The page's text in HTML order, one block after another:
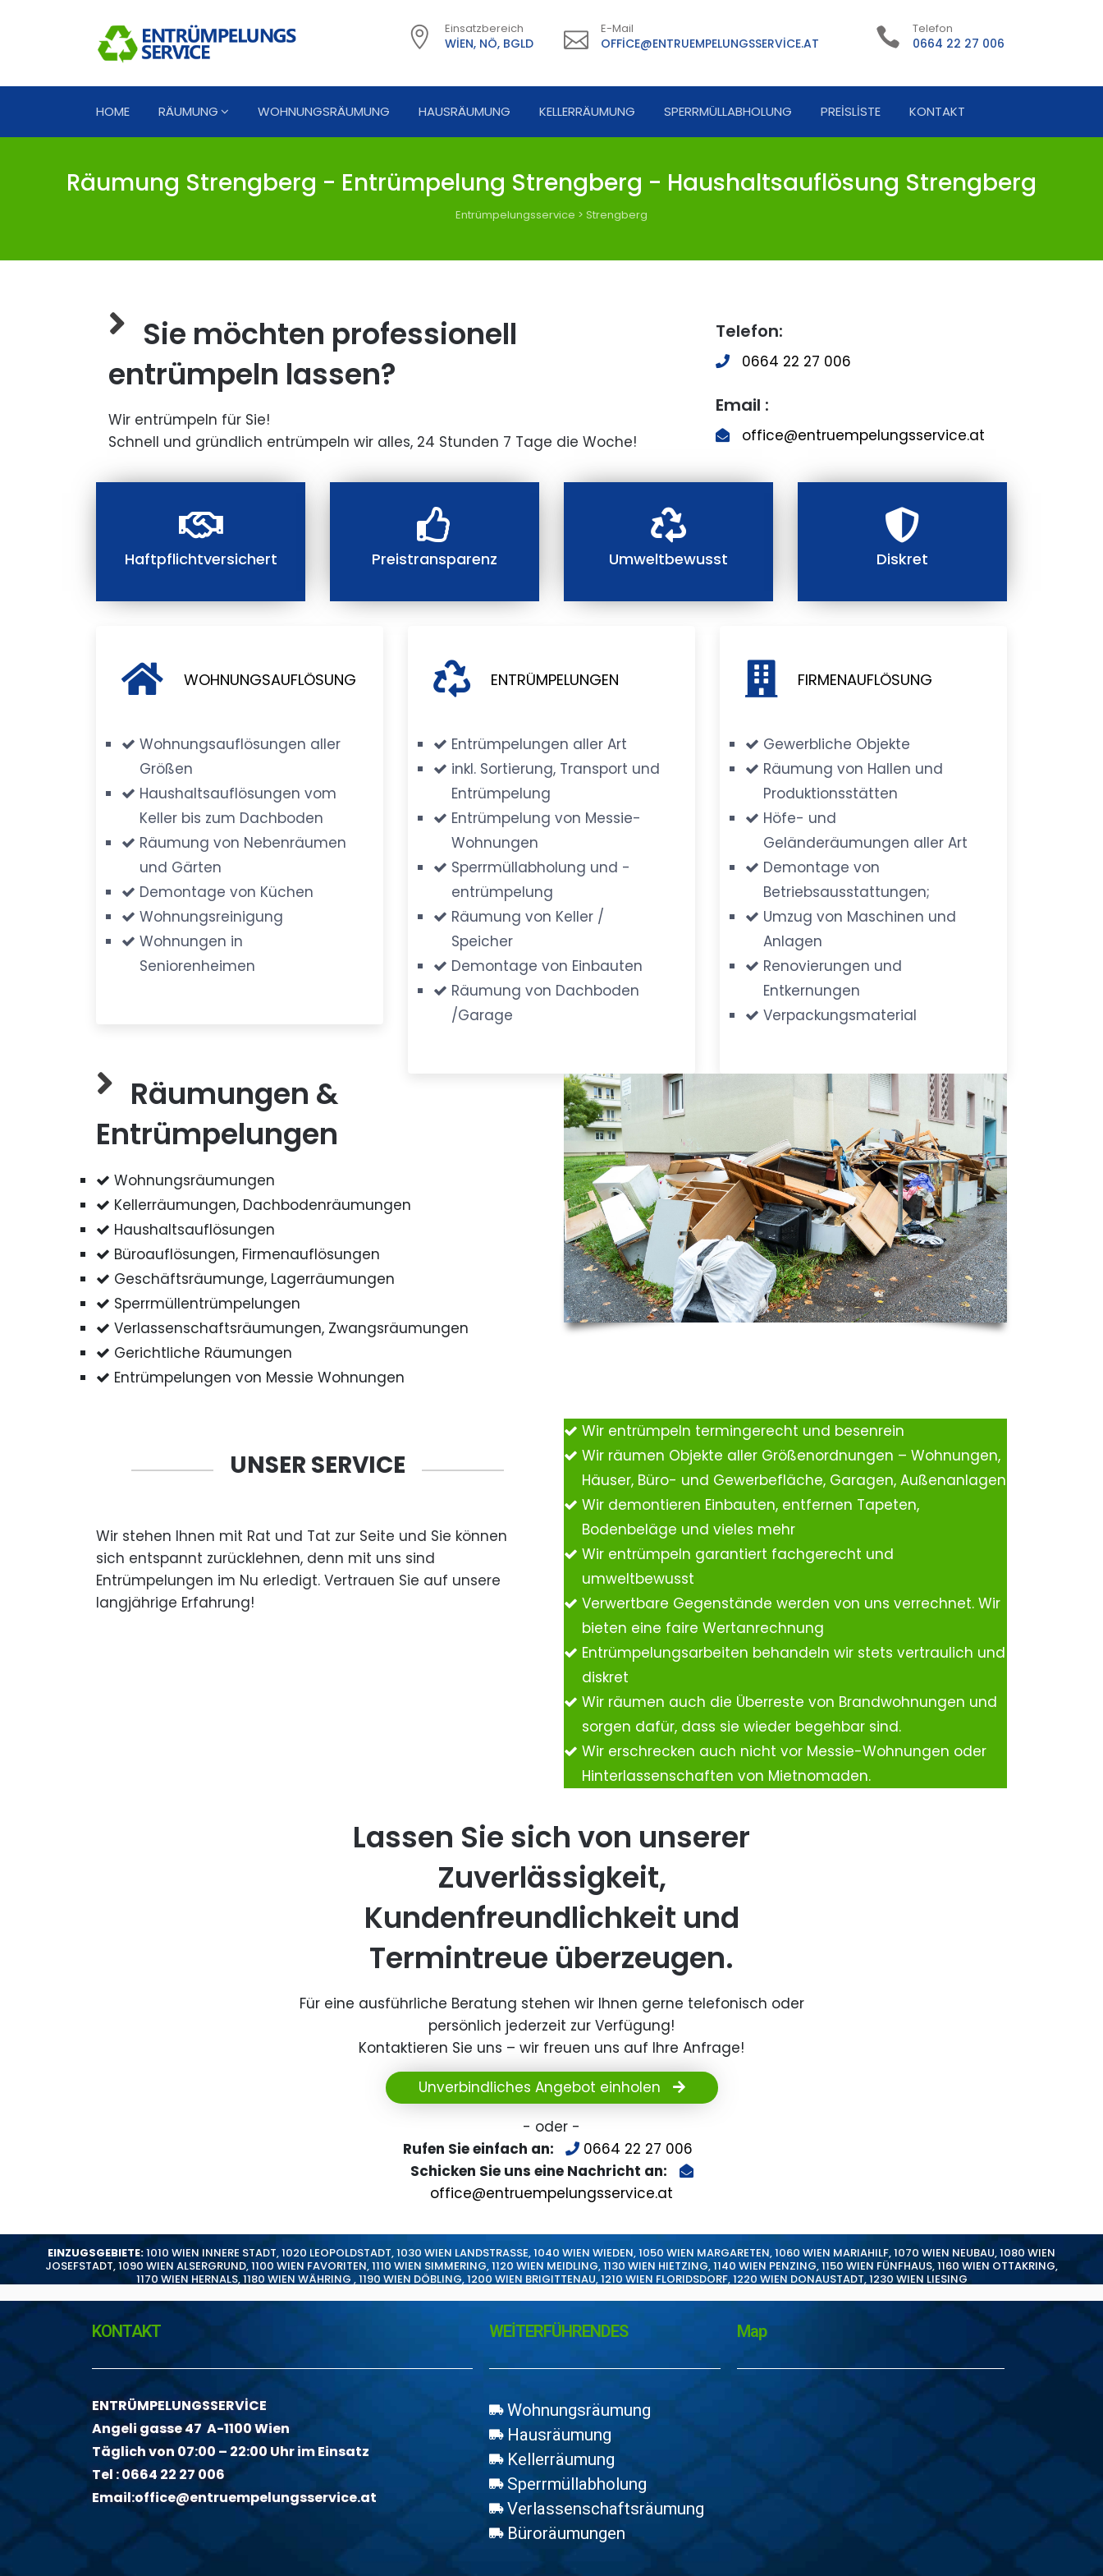
Einsatzbereich
WIEN, NÖ, BGLD
E-Mail
OFFICE@ENTRUEMPELUNGSSERVICE.AT
Telefon
0664 22 27 006
HOME RÄUMUNG WOHNUNGSRÄUMUNG HAUSRÄUMUNG KELLERRÄUMUNG SPERRMÜLLABHOLUNG PREISLISTE KONTAKT
Räumung Strengberg - Entrümpelung Strengberg - Haushaltsauflösung Strengberg
Entrümpelungsservice > Strengberg
Sie möchten professionell
entrümpeln lassen?
Wir entrümpeln für Sie!
Schnell und gründlich entrümpeln wir alles, 24 Stunden 7 Tage die Woche!
Telefon:
0664 22 27 006
Email :
office@entruempelungsservice.at
Haftpflichtversichert Preistransparenz Umweltbewusst Diskret
WOHNUNGSAUFLÖSUNG
Wohnungsauflösungen aller
Größen
Haushaltsauflösungen vom
Keller bis zum Dachboden
Räumung von Nebenräumen
und Gärten
Demontage von Küchen
Wohnungsreinigung
Wohnungen in
Seniorenheimen
ENTRÜMPELUNGEN
Entrümpelungen aller Art
inkl. Sortierung, Transport und
Entrümpelung
Entrümpelung von Messie-
Wohnungen
Sperrmüllabholung und -
entrümpelung
Räumung von Keller /
Speicher
Demontage von Einbauten
Räumung von Dachboden
/Garage
FIRMENAUFLÖSUNG
Gewerbliche Objekte
Räumung von Hallen und
Produktionsstätten
Höfe- und
Geländeräumungen aller Art
Demontage von
Betriebsausstattungen;
Umzug von Maschinen und
Anlagen
Renovierungen und
Entkernungen
Verpackungsmaterial
Räumungen &
Entrümpelungen
Wohnungsräumungen
Kellerräumungen, Dachbodenräumungen
Haushaltsauflösungen
Büroauflösungen, Firmenauflösungen
Geschäftsräumunge, Lagerräumungen
Sperrmüllentrümpelungen
Verlassenschaftsräumungen, Zwangsräumungen
Gerichtliche Räumungen
Entrümpelungen von Messie Wohnungen
UNSER SERVICE
Wir stehen Ihnen mit Rat und Tat zur Seite und Sie können
sich entspannt zurücklehnen, denn mit uns sind
Entrümpelungen im Nu erledigt. Vertrauen Sie auf unsere
langjährige Erfahrung!
Wir entrümpeln termingerecht und besenrein
Wir räumen Objekte aller Größenordnungen – Wohnungen,
Häuser, Büro- und Gewerbefläche, Garagen, Außenanlagen
Wir demontieren Einbauten, entfernen Tapeten,
Bodenbeläge und vieles mehr
Wir entrümpeln garantiert fachgerecht und
umweltbewusst
Verwertbare Gegenstände werden von uns verrechnet. Wir
bieten eine faire Wertanrechnung
Entrümpelungsarbeiten behandeln wir stets vertraulich und
diskret
Wir räumen auch die Überreste von Brandwohnungen und
sorgen dafür, dass sie wieder begehbar sind.
Wir erschrecken auch nicht vor Messie-Wohnungen oder
Hinterlassenschaften von Mietnomaden.
Lassen Sie sich von unserer
Zuverlässigkeit,
Kundenfreundlichkeit und
Termintreue überzeugen.
Für eine ausführliche Beratung stehen wir Ihnen gerne telefonisch oder
persönlich jederzeit zur Verfügung!
Kontaktieren Sie uns – wir freuen uns auf Ihre Anfrage!
Unverbindliches Angebot einholen
- oder -
Rufen Sie einfach an:
0664 22 27 006
Schicken Sie uns eine Nachricht an:
office@entruempelungsservice.at
EINZUGSGEBIETE:1010 WIEN INNERE STADT,1020 LEOPOLDSTADT,1030 WIEN LANDSTRASSE,1040 WIEN WIEDEN,1050 WIEN MARGARETEN,1060 WIEN MARIAHILF,1070 WIEN NEUBAU,1080 WIEN
JOSEFSTADT,1090 WIEN ALSERGRUND,1100 WIEN FAVORITEN,1110 WIEN SIMMERING,1120 WIEN MEIDLING,1130 WIEN HIETZING,1140 WIEN PENZING,1150 WIEN FÜNFHAUS,1160 WIEN OTTAKRING,
1170 WIEN HERNALS,1180 WIEN WÄHRING ,1190 WIEN DÖBLING,1200 WIEN BRIGITTENAU,1210 WIEN FLORIDSDORF,1220 WIEN DONAUSTADT,1230 WIEN LIESING
KONTAKT
ENTRÜMPELUNGSSERVİCE
Angeli gasse 47 A-1100 Wien
Täglich von 07:00 – 22:00 Uhr im Einsatz
Tel :0664 22 27 006
Email:office@entruempelungsservice.at
WEİTERFÜHRENDES
Wohnungsräumung
Hausräumung
Kellerräumung
Sperrmüllabholung
Verlassenschaftsräumung
Büroräumungen
Map